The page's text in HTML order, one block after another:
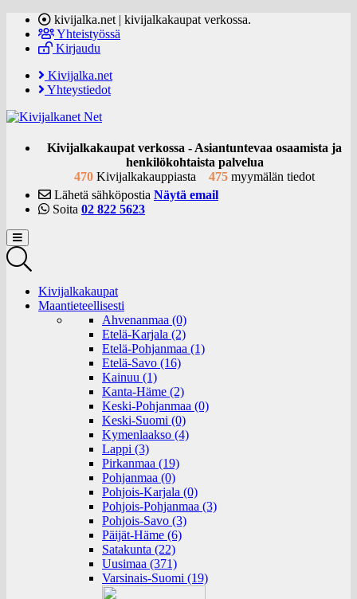
kivijalka.net | kivijalkakaupat verkossa.
Yhteistyössä
Kirjaudu
Kivijalka.net
Yhteystiedot
Kivijalkakaupat verkossa - Asiantuntevaa osaamista ja
henkilökohtaista palvelua
470 Kivijalkakauppiasta 475 myymälän tiedot
Lähetä sähköpostia Näytä email
Soita 02 822 5623
Kivijalkakaupat
Maantieteellisesti
Ahvenanmaa (0)
Etelä-Karjala (2)
Etelä-Pohjanmaa (1)
Etelä-Savo (16)
Kainuu (1)
Kanta-Häme (2)
Keski-Pohjanmaa (0)
Keski-Suomi (0)
Kymenlaakso (4)
Lappi (3)
Pirkanmaa (19)
Pohjanmaa (0)
Pohjois-Karjala (0)
Pohjois-Pohjanmaa (3)
Pohjois-Savo (3)
Päijät-Häme (6)
Satakunta (22)
Uusimaa (371)
Varsinais-Suomi (19)